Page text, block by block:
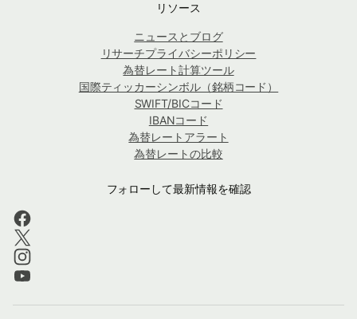
リソース
ニュースとブログ
リサーチプライバシーポリシー
為替レート計算ツール
国際ティッカーシンボル（銘柄コード）
SWIFT/BICコード
IBANコード
為替レートアラート
為替レートの比較
フォローして最新情報を確認